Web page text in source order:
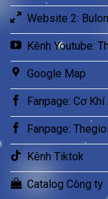
Website 2:
Kênh Youtube:
Google Map
Fanpage: Cơ
Fanpage:
Kênh Tiktok
Catalog Công ty